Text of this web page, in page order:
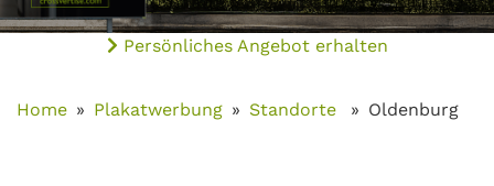
Persönliches Angebot erhalten
Home Plakatwerbung Standorte Oldenburg